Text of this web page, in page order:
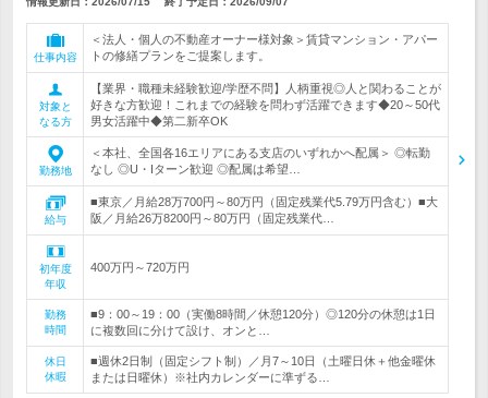
仕事内容
＜法人・個人の不動産オーナー様対象＞賃貸マンション・アパー
トの修繕プランをご提案します。
対象と
なる方
【業界・職種未経験歓迎/学歴不問】人柄重視◎人と関わることが
好きな方歓迎！これまでの経験を問わず活躍できます◆20～50代
男女活躍中◆第二新卒OK
勤務地
＜本社、全国各16エリアにある支店のいずれかへ配属＞ ◎転勤
なし ◎U・Iターン歓迎 ◎配属は希望…
給与
■東京／月給28万700円～80万円（固定残業代5.79万円含む）■大
阪／月給26万8200円～80万円（固定残業代…
初年度
年収
400万円～720万円
勤務
時間
■9：00～19：00（実働8時間／休憩120分）◎120分の休憩は1日
に複数回に分けて設け、オンと…
休日
休暇
■週休2日制（固定シフト制）／月7～10日（土曜日休＋他金曜休
または日曜休）※社内カレンダーに準ずる…